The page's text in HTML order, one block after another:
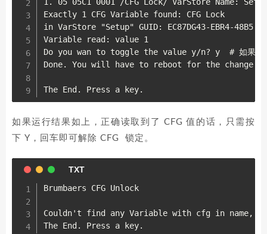
1. 05 05C1 0001 /CFG Lock/ VarStore Name:
Exactly 1 CFG Variable found: CFG Lock
in VarStore "Setup" GUID: EC87DG43-EBR4-
Variable read: value 1
Do you wan to toggle the value y/n? y  # 如果上一
Done. You will have to reboot for the change
如果运行结果如上，正确读取到了 CFG 值的话，只需按
下 Y，回车即可解除 CFG 锁定。
Brumbaers CFG Unlock
Couldn't find any Variable with cfg in name,